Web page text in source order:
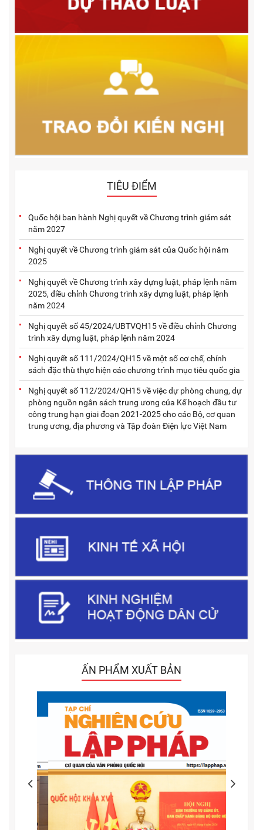
TIÊU ĐIỂM
Quốc hội ban hành Nghị quyết về Chương trình giám sát
năm 2027
Nghị quyết về Chương trình giám sát của Quốc hội năm
2025
Nghị quyết về Chương trình xây dựng luật, pháp lệnh năm
2025, điều chỉnh Chương trình xây dựng luật, pháp lệnh
năm 2024
Nghị quyết số 45/2024/UBTVQH15 về điều chỉnh Chương
trình xây dựng luật, pháp lệnh năm 2024
Nghị quyết số 111/2024/QH15 về một số cơ chế, chính
sách đặc thù thực hiện các chương trình mục tiêu quốc gia
Nghị quyết số 112/2024/QH15 về việc dự phòng chung, dự
phòng nguồn ngân sách trung ương của Kế hoạch đầu tư
công trung hạn giai đoạn 2021-2025 cho các Bộ, cơ quan
trung ương, địa phương và Tập đoàn Điện lực Việt Nam
ẤN PHẨM XUẤT BẢN